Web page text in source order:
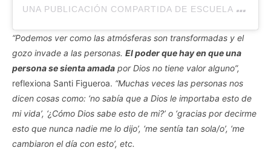
U
NA PUBLICACIÓN COMPARTIDA DE ESCUELA CULTURA SOBRENATURAL (@CULTURASOBRENATURAL.AR)
“Podemos ver como las atmósferas son transformadas y el
gozo invade a las personas. El poder que hay en que una
persona se sienta amada por Dios no tiene valor alguno”,
reflexiona Santi Figueroa. “Muchas veces las personas nos
dicen cosas como: ‘no sabía que a Dios le importaba esto de
mi vida’, ‘¿Cómo Dios sabe esto de mi?’ o ‘gracias por decirme
esto que nunca nadie me lo dijo’, ‘me sentía tan sola/o’, ‘me
cambiaron el día con esto’, etc.